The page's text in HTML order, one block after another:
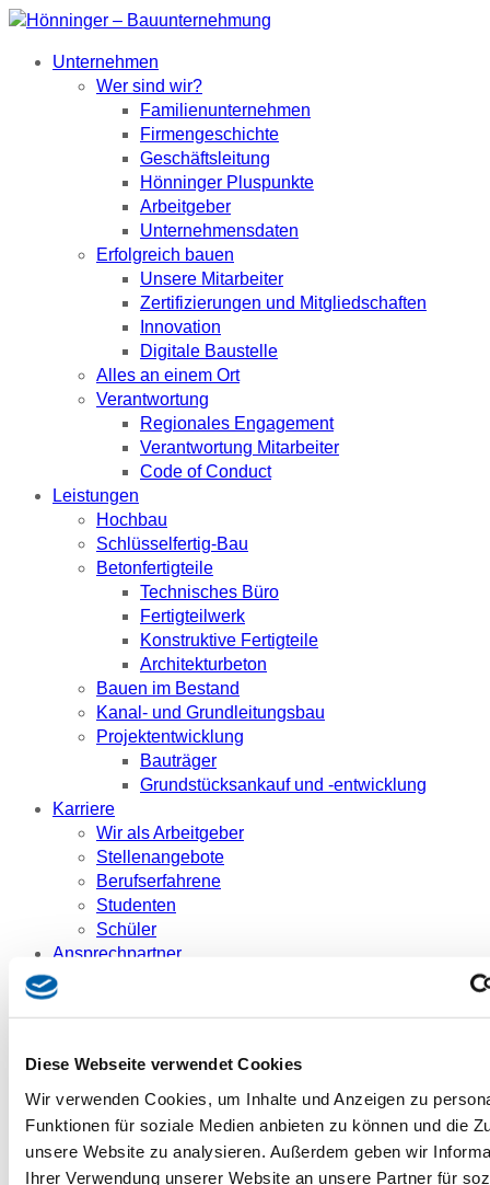
Diese Webseite verwendet Cookies
Wir verwenden Cookies, um Inhalte und Anzeigen zu
Funktionen für soziale Medien anbieten zu können und die
unsere Website zu analysieren. Außerdem geben wir
Ihrer Verwendung unserer Website an unsere Partner für
Unternehmen
Wer sind wir?
Familienunternehmen
Firmengeschichte
Geschäftsleitung
Hönninger Pluspunkte
Arbeitgeber
Unternehmensdaten
Erfolgreich bauen
Unsere Mitarbeiter
Zertifizierungen und Mitgliedschaften
Innovation
Digitale Baustelle
Alles an einem Ort
Verantwortung
Regionales Engagement
Verantwortung Mitarbeiter
Code of Conduct
Leistungen
Hochbau
Schlüsselfertig-Bau
Betonfertigteile
Technisches Büro
Fertigteilwerk
Konstruktive Fertigteile
Architekturbeton
Bauen im Bestand
Kanal- und Grundleitungsbau
Projektentwicklung
Bauträger
Grundstücksankauf und -entwicklung
Karriere
Wir als Arbeitgeber
Stellenangebote
Berufserfahrene
Studenten
Schüler
Ansprechpartner
Referenzen
Architekturbeton
Bauen im Bestand
Kanalbau
Bauträger
Bauherrenliste